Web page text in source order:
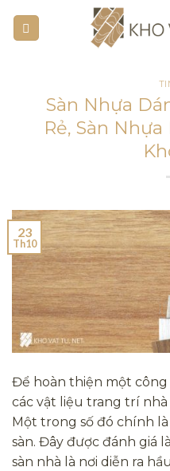
Sàn Nhựa
Rẻ, Sàn
23
Th10
Để hoàn thiện một
các vật liệu trang trí
Một trong số đó chính
sàn. Đây được đánh giá
sàn nhà là nơi diễn ra